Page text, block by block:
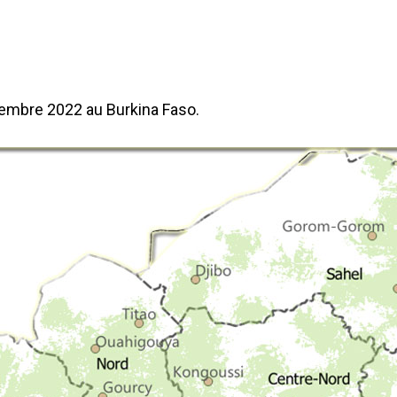
2022 au Burkina Faso.